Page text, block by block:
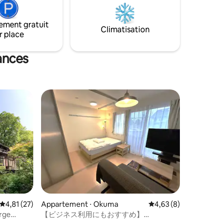
à
ville.
plus
un
5
la
3
double
également disponible pour les groupes,
les familles, la formation de l'entreprise,
etc. C'est un endroit où vous pouvez
vous réveiller au son des oiseaux le
pouvez entendre le babillage de la
endroit normal où séjourner.
gratuit
place
Climatisation
: 4,69 sur 5
Évaluation moyenne sur la base de 27 commentaires : 4,81 sur 5
4,81 (27)
Appartement ⋅ Okuma Évaluation moyenne
4,63 (8)
【ビジネス利用にもおすすめ】